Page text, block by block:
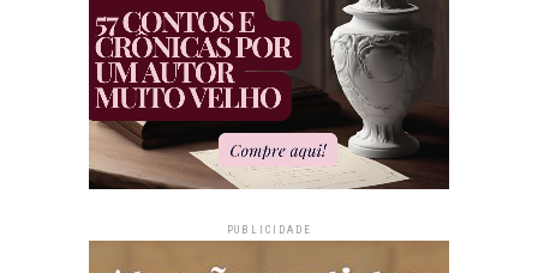
PUBLICIDADE